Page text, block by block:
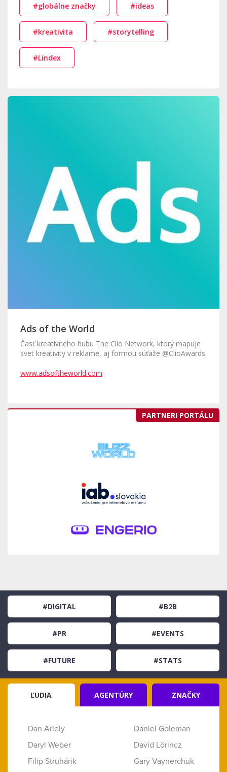
#globálne značky #ideas
#kreativita #storytelling
#Lindex
Ads of the World
Časť kreatívneho hubu The Clio Network, ktorý mapuje
svet kreativity v reklame, aj formou súťaže @ClioAwards.
www.adsoftheworld.com
PARTNERI PORTÁLU
#DIGITAL #B2B
#PR #EVENTS
#FUTURE #STATS
ĽUDIA AGENTÚRY ZNAČKY
Dan Ariely
Daniel Goleman
Daryl Weber
David Lörincz
Filip Struhárik
Gary Vaynerchuk